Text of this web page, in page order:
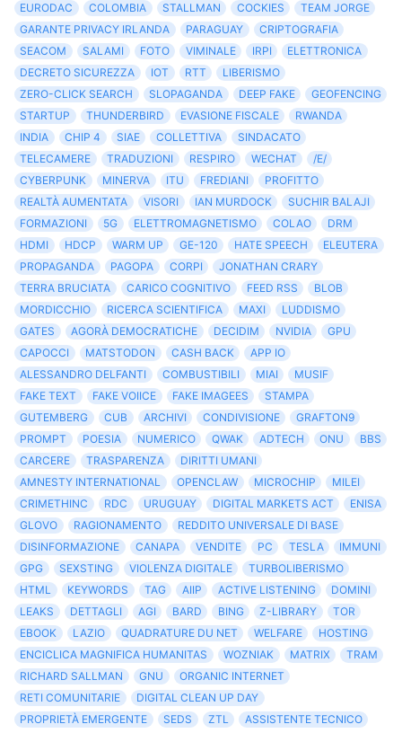
EURODAC
COLOMBIA STALLMAN COCKIES
TEAM JORGE
GARANTE PRIVACY IRLANDA
PARAGUAY
CRIPTOGRAFIA
SEACOM
SALAMI FOTO VIMINALE IRPI
ELETTRONICA
DECRETO SICUREZZA
IOT RTT
LIBERISMO
ZERO-CLICK SEARCH
SLOPAGANDA DEEP FAKE
GEOFENCING
STARTUP
THUNDERBIRD EVASIONE FISCALE
RWANDA
INDIA
CHIP 4 SIAE COLLETTIVA
SINDACATO
TELECAMERE
TRADUZIONI RESPIRO WECHAT
/E/
CYBERPUNK
MINERVA ITU FREDIANI
PROFITTO
REALTÀ AUMENTATA
VISORI IAN MURDOCK
SUCHIR BALAJI
FORMAZIONI
5G ELETTROMAGNETISMO COLAO
DRM
HDMI
HDCP WARM UP GE-120 HATE SPEECH
ELEUTERA
PROPAGANDA
PAGOPA CORPI
JONATHAN CRARY
TERRA BRUCIATA
CARICO COGNITIVO FEED RSS
BLOB
MORDICCHIO
RICERCA SCIENTIFICA MAXI
LUDDISMO
GATES
AGORÀ DEMOCRATICHE DECIDIM NVIDIA
GPU
CAPOCCI
MATSTODON CASH BACK
APP IO
ALESSANDRO DELFANTI
COMBUSTIBILI MIAI
MUSIF
FAKE TEXT
FAKE VOIICE FAKE IMAGEES
STAMPA
GUTEMBERG
CUB ARCHIVI CONDIVISIONE
GRAFTON9
PROMPT
POESIA NUMERICO QWAK ADTECH ONU
BBS
CARCERE
TRASPARENZA
DIRITTI UMANI
AMNESTY INTERNATIONAL
OPENCLAW MICROCHIP
MILEI
CRIMETHINC
RDC URUGUAY DIGITAL MARKETS ACT
ENISA
GLOVO
RAGIONAMENTO
REDDITO UNIVERSALE DI BASE
DISINFORMAZIONE
CANAPA VENDITE PC TESLA
IMMUNI
GPG
SEXSTING VIOLENZA DIGITALE
TURBOLIBERISMO
HTML
KEYWORDS TAG AIIP ACTIVE LISTENING
DOMINI
LEAKS
DETTAGLI AGI BARD BING Z-LIBRARY
TOR
EBOOK
LAZIO QUADRATURE DU NET WELFARE
HOSTING
ENCICLICA MAGNIFICA HUMANITAS
WOZNIAK MATRIX
TRAM
RICHARD SALLMAN
GNU
ORGANIC INTERNET
RETI COMUNITARIE
DIGITAL CLEAN UP DAY
PROPRIETÀ EMERGENTE
SEDS ZTL ASSISTENTE TECNICO